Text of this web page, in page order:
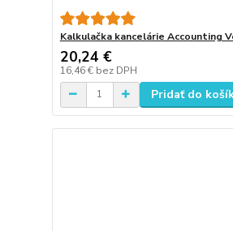
Kalkulačka kancelárie Accounting
20,24 €
16,46 € bez DPH
Pridať do